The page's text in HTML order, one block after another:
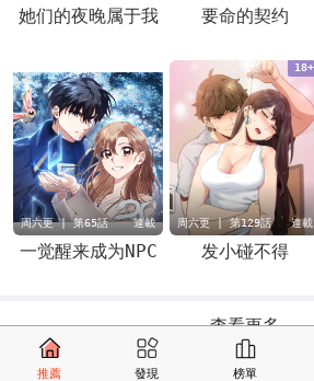
她们的夜晚属于我 要命的契约
周六更 | 第65話 連載
一觉醒来成为NPC
18+
周六更 | 第129話 連載
发小碰不得
查看更多
推薦 發現 榜單